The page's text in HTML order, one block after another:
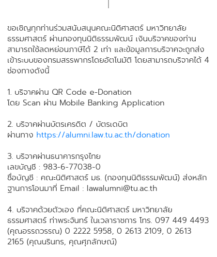
ขอเชิญทุกท่านร่วมสนับสนุนคณะนิติศาสตร์ มหาวิทยาลัย
ธรรมศาสตร์ ผ่านกองทุนนิติธรรมพัฒน์ เงินบริจาคของท่าน
สามารถใช้ลดหย่อนภาษีได้ 2 เท่า และข้อมูลการบริจาคจะถูกส่ง
เข้าระบบของกรมสรรพากรโดยอัตโนมัติ โดยสามารถบริจาคได้ 4
ช่องทางดังนี้
1. บริจาคผ่าน QR Code e-Donation
โดย Scan ผ่าน Mobile Banking Application
2. บริจาคผ่านบัตรเครดิต / บัตรเดบิต
ผ่านทาง https://alumni.law.tu.ac.th/donation
3. บริจาคผ่านธนาคารกรุงไทย
เลขบัญชี : 983-6-77038-0
ชื่อบัญชี : คณะนิติศาสตร์ มธ. (กองทุนนิติธรรมพัฒน์) ส่งหลัก
ฐานการโอนมาที่ Email : lawalumni@tu.ac.th
4. บริจาคด้วยตัวเอง ที่คณะนิติศาสตร์ มหาวิทยาลัย
ธรรมศาสตร์ ท่าพระจันทร์ ในเวลาราชการ โทร. 097 449 4493
(คุณอรรถวรรณ) 0 2222 5958, 0 2613 2109, 0 2613
2165 (คุณนรินทร, คุณศุภลักษณ์)